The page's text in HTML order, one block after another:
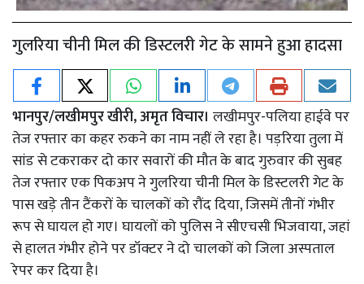
गुलरिया चीनी मिल की डिस्टलरी गेट के सामने हुआ हादसा
भानपुर/लखीमपुर खीरी, अमृत विचार। लखीमपुर-पलिया हाईवे पर
तेज रफ्तार का कहर रुकने का नाम नहीं ले रहा है। पड़रिया तुला में
सांड से टकराकर दो कार सवारों की मौत के बाद गुरुवार की सुबह
तेज रफ्तार एक पिकअप ने गुलरिया चीनी मिल के डिस्टलरी गेट के
पास खड़े तीन टैंकरों के चालकों को रौंद दिया, जिसमें तीनों गंभीर
रूप से घायल हो गए। घायलों को पुलिस ने सीएचसी भिजवाया, जहां
से हालत गंभीर होने पर डॉक्टर ने दो चालकों को जिला अस्पताल
रेपर कर दिया है।